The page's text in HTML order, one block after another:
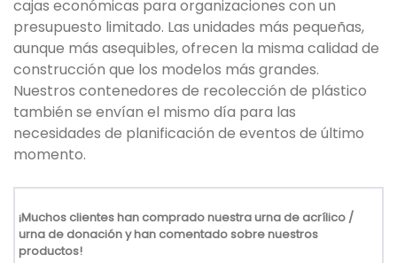
cajas económicas para organizaciones con un
presupuesto limitado. Las unidades más pequeñas,
aunque más asequibles, ofrecen la misma calidad de
construcción que los modelos más grandes.
Nuestros contenedores de recolección de plástico
también se envían el mismo día para las
necesidades de planificación de eventos de último
momento.
¡Muchos clientes han comprado nuestra urna de acrílico /
urna de donación y han comentado sobre nuestros
productos!